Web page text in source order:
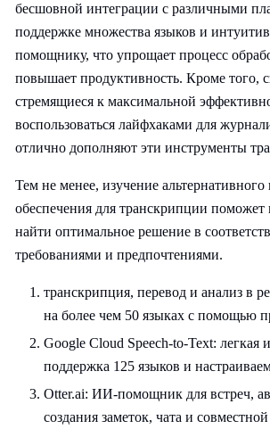
бесшовной интеграции с различными
поддержке множества языков и
помощнику, что упрощает процесс
повышает продуктивность. Кроме того,
стремящиеся к максимальной
воспользоваться лайфхаками для
отлично дополняют эти инструменты
Тем не менее, изучение
обеспечения для транскрипции поможет
найти оптимальное решение в
требованиями и предпочтениями.
транскрипция, перевод и анализ в
на более чем 50 языках с помощью
Google Cloud Speech-to-Text: легкая
поддержка 125 языков и
Otter.ai: ИИ-помощник для встреч,
создания заметок, чата и